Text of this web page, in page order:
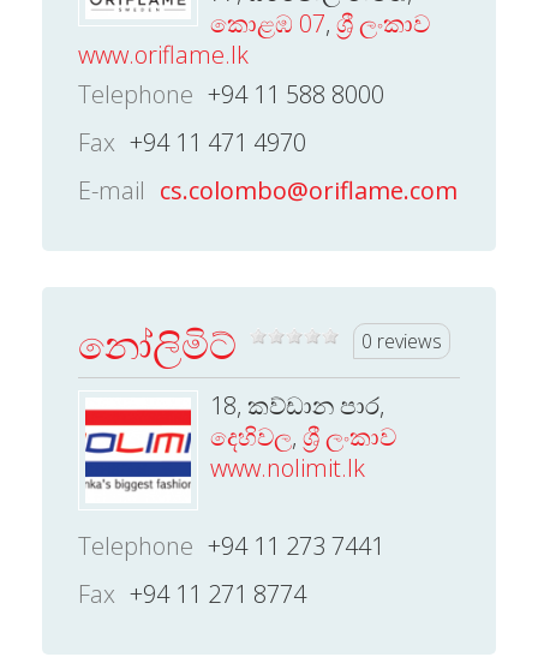
කොළඹ 07, ශ්‍රී ලංකාව
www.oriflame.lk
Telephone +94 11 588 8000
Fax +94 11 471 4970
E-mail cs.colombo@oriflame.com
නෝලිමිට් 0 reviews
18, කව්ඩාන පාර,
දෙහිවල, ශ්‍රී ලංකාව
www.nolimit.lk
Telephone +94 11 273 7441
Fax +94 11 271 8774